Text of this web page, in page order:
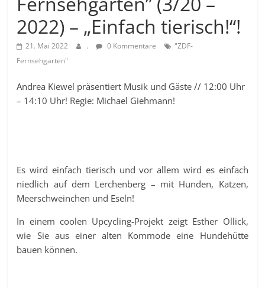
2022) – „Einfach tierisch!“!
21. Mai 2022 . 0 Kommentare
"ZDF-
Fernsehgarten"
Andrea Kiewel präsentiert Musik und Gäste // 12:00 Uhr
– 14:10 Uhr! Regie: Michael Giehmann!
Es wird einfach tierisch und vor allem wird es einfach
niedlich auf dem Lerchenberg – mit Hunden, Katzen,
Meerschweinchen und Eseln!
In einem coolen Upcycling-Projekt zeigt Esther Ollick,
wie Sie aus einer alten Kommode eine Hundehütte
bauen können.